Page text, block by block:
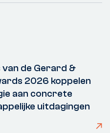
de Gerard &
2026 koppelen
aan concrete
uitdagingen